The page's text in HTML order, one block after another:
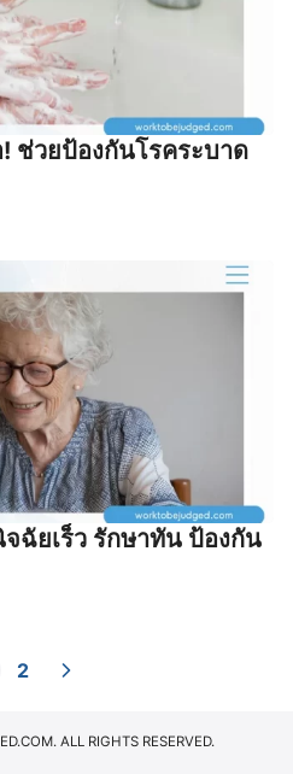
ช่วยป้องกันโรคระบาด
ฉัยเร็ว รักษาทัน ป้องกัน
2
ALL RIGHTS RESERVED.